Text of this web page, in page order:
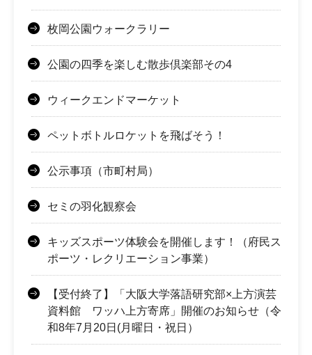
枚岡公園ウォークラリー
公園の四季を楽しむ散歩倶楽部その4
ウィークエンドマーケット
ペットボトルロケットを飛ばそう！
公示事項（市町村局）
セミの羽化観察会
キッズスポーツ体験会を開催します！（府民ス
ポーツ・レクリエーション事業）
【受付終了】「大阪大学落語研究部×上方演芸
資料館 ワッハ上方寄席」開催のお知らせ（令
和8年7月20日(月曜日・祝日）